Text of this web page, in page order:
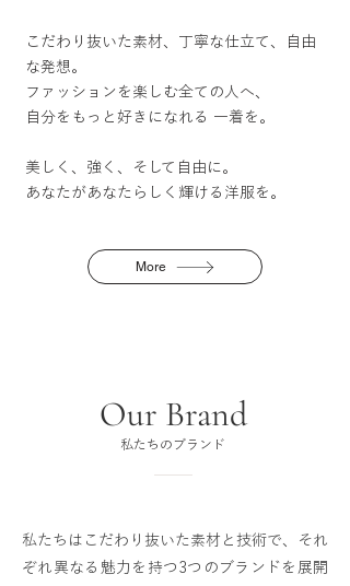
こだわり抜いた素材、丁寧な仕立て、自由
な発想。
ファッションを楽しむ全ての人へ、
自分をもっと好きになれる 一着を。
美しく、強く、そして自由に。
あなたがあなたらしく輝ける洋服を。
More
Our Brand
​私たちのブランド
私たちはこだわり抜いた素材と技術で、それ
ぞれ異なる魅力を持つ3つのブランドを展開